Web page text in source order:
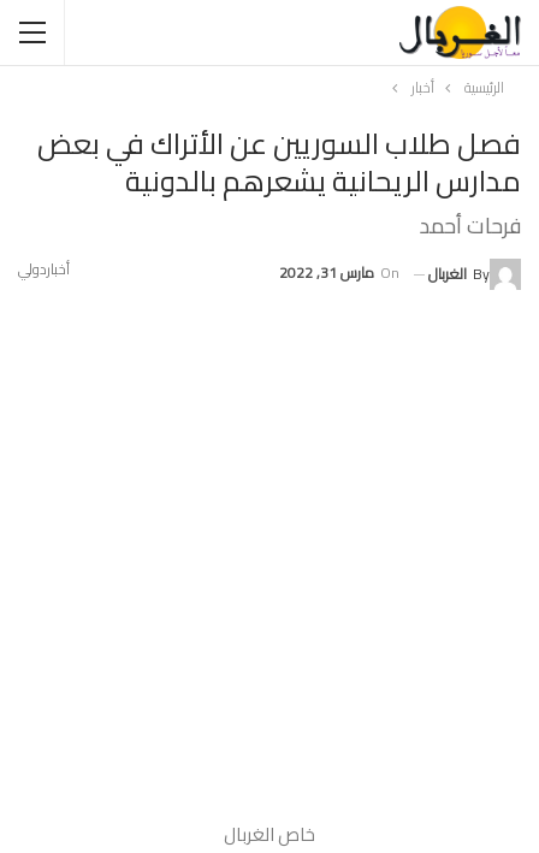
الرئيسية أخبار
فصل طلاب السوريين عن الأتراك في بعض
مدارس الريحانية يشعرهم بالدونية
فرحات أحمد
أخباردولي By الغربال On مارس 31, 2022
خاص الغربال